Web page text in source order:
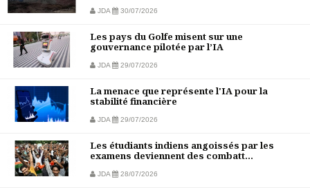
JDA 30/07/2026
Les pays du Golfe misent sur une
gouvernance pilotée par l’IA
JDA 29/07/2026
La menace que représente l'IA pour la
stabilité financière
JDA 29/07/2026
Les étudiants indiens angoissés par les
examens deviennent des combatt...
JDA 28/07/2026